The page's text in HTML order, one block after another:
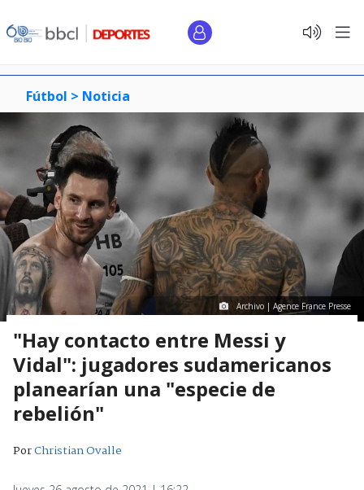
Fútbol > Noticia
Archivo | Agence France Presse
"Hay contacto entre Messi y
Vidal": jugadores sudamericanos
planearían una "especie de
rebelión"
PorChristian Ovalle